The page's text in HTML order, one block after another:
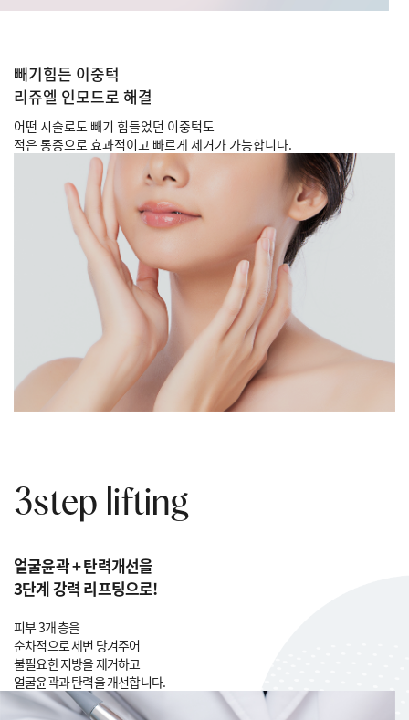
빼기힘든 이중턱
리쥬엘 인모드로 해결
어떤 시술로도 빼기 힘들었던 이중턱도
적은 통증으로 효과적이고 빠르게 제거가 가능합니다.
3step lifting
얼굴윤곽 + 탄력개선을
3단계 강력 리프팅으로!
피부 3개 층을
순차적으로 세번 당겨주어
불필요한 지방을 제거하고
얼굴윤곽과 탄력을 개선합니다.